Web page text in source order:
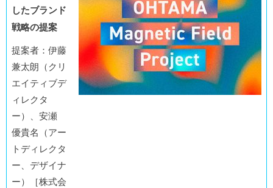
したブランド
戦略の提案
提案者：伊藤
兼太朗（クリ
エイティブデ
ィレクタ
ー）、安瀬
優貴名（アー
トディレクタ
ー、デザイナ
ー）［株式会